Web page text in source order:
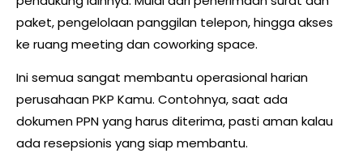
paket, pengelolaan panggilan telepon, hingga akses
ke ruang meeting dan coworking space.
Ini semua sangat membantu operasional harian
perusahaan PKP Kamu. Contohnya, saat ada
dokumen PPN yang harus diterima, pasti aman kalau
ada resepsionis yang siap membantu.